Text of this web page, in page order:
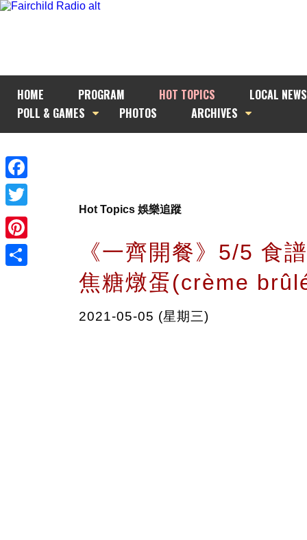
HOME PROGRAM HOT TOPICS
LOCAL NEWS
POLL & GAMES
PHOTOS ARCHIVES
Facebook
Twitter
Pinterest
Hot Topics 娛樂追蹤
《一齊開餐》5/5 食
焦糖燉蛋(crème
2021-05-05 (星期三)